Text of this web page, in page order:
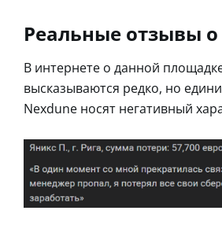
Реальные отзывы
В интернете о данной
высказываются редко, но
Nexdune носят негативный